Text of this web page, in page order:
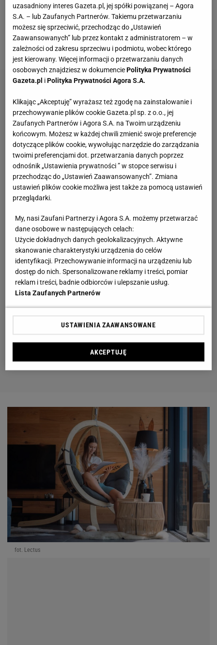
został zaprojektowany i wyprodukowany w Polsce.
To świetna opcja, która zagwarantuje maksymalny
relaks w każdej przestrzeni, czy to w ogrodzie, na
tarasie, balkonie, czy też we wnętrzu.
fot. Lectus
uzasadniony interes Gazeta.pl, jej spółki powiązanej – Agora
S.A. – lub Zaufanych Partnerów. Takiemu przetwarzaniu
możesz się sprzeciwić, przechodząc do „Ustawień
Zaawansowanych” lub przez kontakt z administratorem – w
zależności od zakresu sprzeciwu i podmiotu, wobec którego
jest kierowany. Więcej informacji o przetwarzaniu danych
osobowych znajdziesz w dokumenciePolityka Prywatności
Gazeta.pl iPolityka Prywatności Agora S.A.
Klikając „Akceptuję” wyrażasz też zgodę na zainstalowanie i
przechowywanie plików cookie Gazeta.pl sp. z o.o., jej
Zaufanych Partnerów i Agora S.A. na Twoim urządzeniu
końcowym. Możesz w każdej chwili zmienić swoje preferencje
dotyczące plików cookie, wywołując narzędzie do zarządzania
twoimi preferencjami dot. przetwarzania danych poprzez
odnośnik „Ustawienia prywatności ” w stopce serwisu i
przechodząc do „Ustawień Zaawansowanych”. Zmiana
ustawień plików cookie możliwa jest także za pomocą ustawień
przeglądarki.
My, nasi Zaufani Partnerzy i Agora S.A. możemy przetwarzać
dane osobowe w następujących celach:
Użycie dokładnych danych geolokalizacyjnych. Aktywne
skanowanie charakterystyki urządzenia do celów
identyfikacji. Przechowywanie informacji na urządzeniu lub
dostęp do nich. Spersonalizowane reklamy i treści, pomiar
reklam i treści, badnie odbiorców i ulepszanie usług.
Lista Zaufanych Partnerów
USTAWIENIA ZAAWANSOWANE
AKCEPTUJĘ